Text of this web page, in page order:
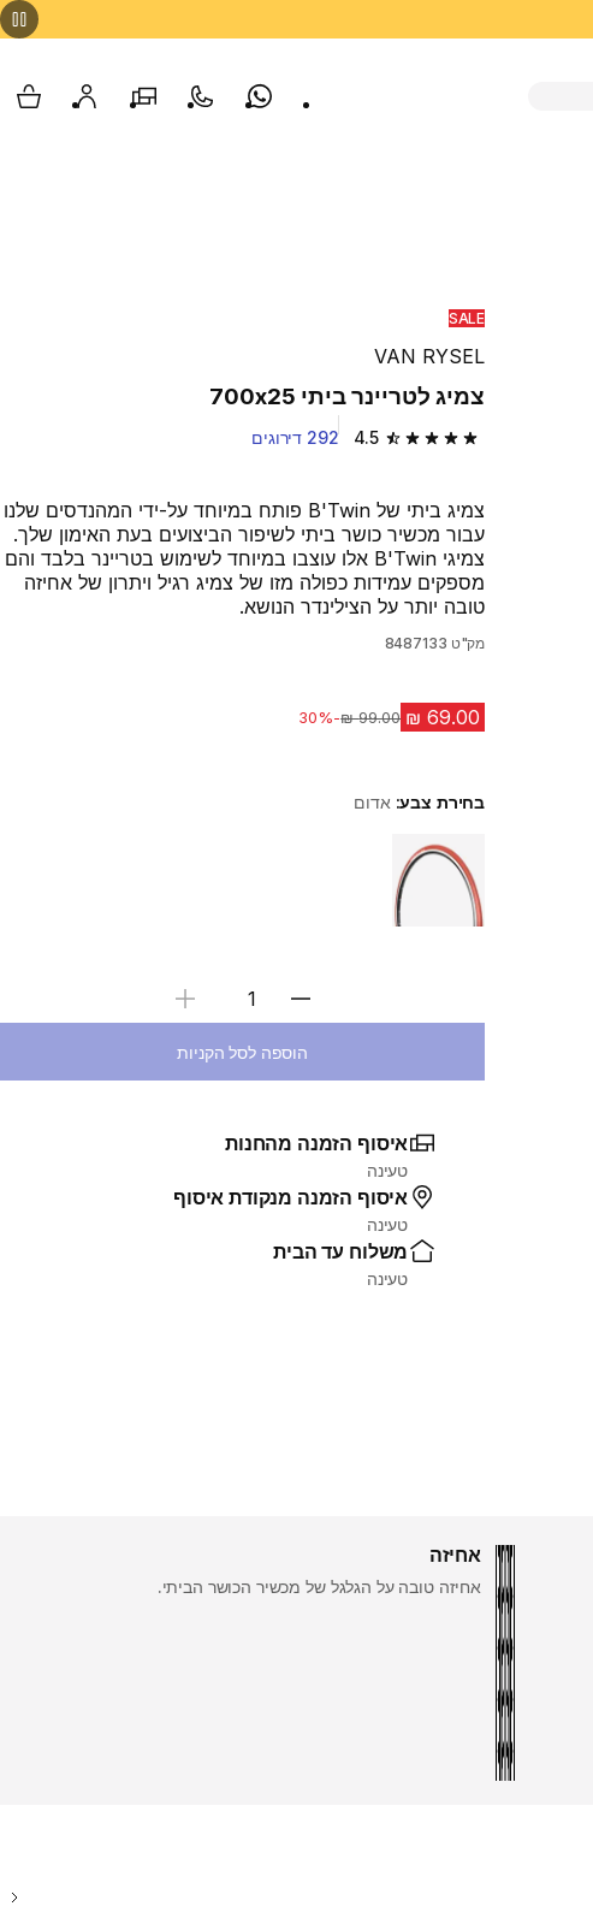
Whatsappצור קשרהסניפים שלנוהחשבון שלי
SALE
VAN RYSEL
צמיג לטריינר ביתי 700x25
4.5 4.5 out of 5 stars from 292 reviews 292 דירוגים
צמיג ביתי של B'Twin פותח במיוחד על-ידי המהנדסים שלנו
עבור מכשיר כושר ביתי לשיפור הביצועים בעת האימון שלך.
צמיגי B'Twin אלו עוצבו במיוחד לשימוש בטריינר בלבד והם
מספקים עמידות כפולה מזו של צמיג רגיל ויתרון של אחיזה
טובה יותר על הצילינדר הנושא.
מק"ט 8487133
מחיר לפני הנחה‏99.00 ₪
-30%
בחירת צבע: אדום
Choose a variant
בחירת כמות
הוספה לסל הקניות
איסוף הזמנה מהחנות
טעינה
איסוף הזמנה מנקודת איסוף
טעינה
משלוח עד הבית
טעינה
אחיזה
אחיזה טובה על הגלגל של מכשיר הכושר הביתי.